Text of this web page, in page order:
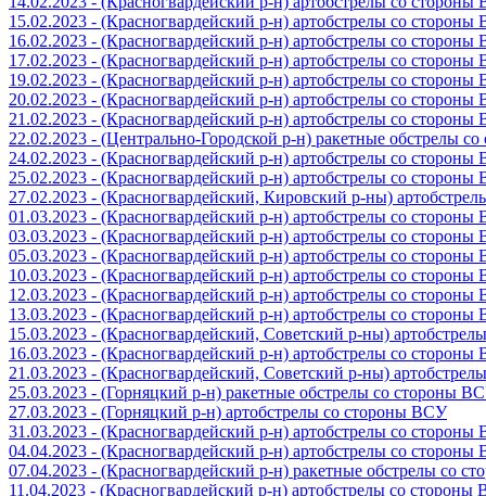
15.02.2023 - (Красногвардейский р-н) артобстрелы со
16.02.2023 - (Красногвардейский р-н) артобстрелы со
17.02.2023 - (Красногвардейский р-н) артобстрелы со
19.02.2023 - (Красногвардейский р-н) артобстрелы со
20.02.2023 - (Красногвардейский р-н) артобстрелы со
21.02.2023 - (Красногвардейский р-н) артобстрелы со
22.02.2023 - (Центрально-Городской р-н) ракетные обстрелы
24.02.2023 - (Красногвардейский р-н) артобстрелы со
25.02.2023 - (Красногвардейский р-н) артобстрелы со
27.02.2023 - (Красногвардейский, Кировский р-ны)
01.03.2023 - (Красногвардейский р-н) артобстрелы со
03.03.2023 - (Красногвардейский р-н) артобстрелы со
05.03.2023 - (Красногвардейский р-н) артобстрелы со
10.03.2023 - (Красногвардейский р-н) артобстрелы со
12.03.2023 - (Красногвардейский р-н) артобстрелы со
13.03.2023 - (Красногвардейский р-н) артобстрелы со
15.03.2023 - (Красногвардейский, Советский р-ны)
16.03.2023 - (Красногвардейский р-н) артобстрелы со
21.03.2023 - (Красногвардейский, Советский р-ны)
25.03.2023 - (Горняцкий р-н) ракетные обстрелы со стороны
27.03.2023 - (Горняцкий р-н) артобстрелы со стороны ВСУ
31.03.2023 - (Красногвардейский р-н) артобстрелы со
04.04.2023 - (Красногвардейский р-н) артобстрелы со
07.04.2023 - (Красногвардейский р-н) ракетные обстрелы со
11.04.2023 - (Красногвардейский р-н) артобстрелы со стороны